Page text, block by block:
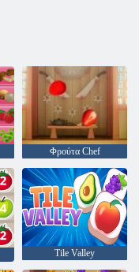
Φρούτα Chef
Tile Valley